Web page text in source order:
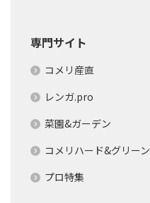
専門サイト
コメリ産直
レンガ.pro
菜園&ガーデン
コメリハード&グリーン
プロ特集